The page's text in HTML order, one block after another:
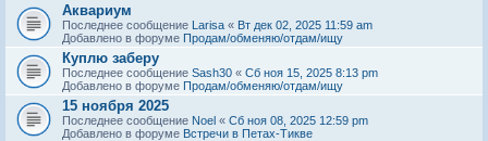
Аквариум
Последнее сообщение Larisa « Вт дек 02, 2025 11:59 am
Добавлено в форуме Продам/обменяю/отдам/ищу
Куплю заберу
Последнее сообщение Sash30 « Сб ноя 15, 2025 8:13 pm
Добавлено в форуме Продам/обменяю/отдам/ищу
15 ноября 2025
Последнее сообщение Noel « Сб ноя 08, 2025 12:59 pm
Добавлено в форуме Встречи в Петах-Тикве